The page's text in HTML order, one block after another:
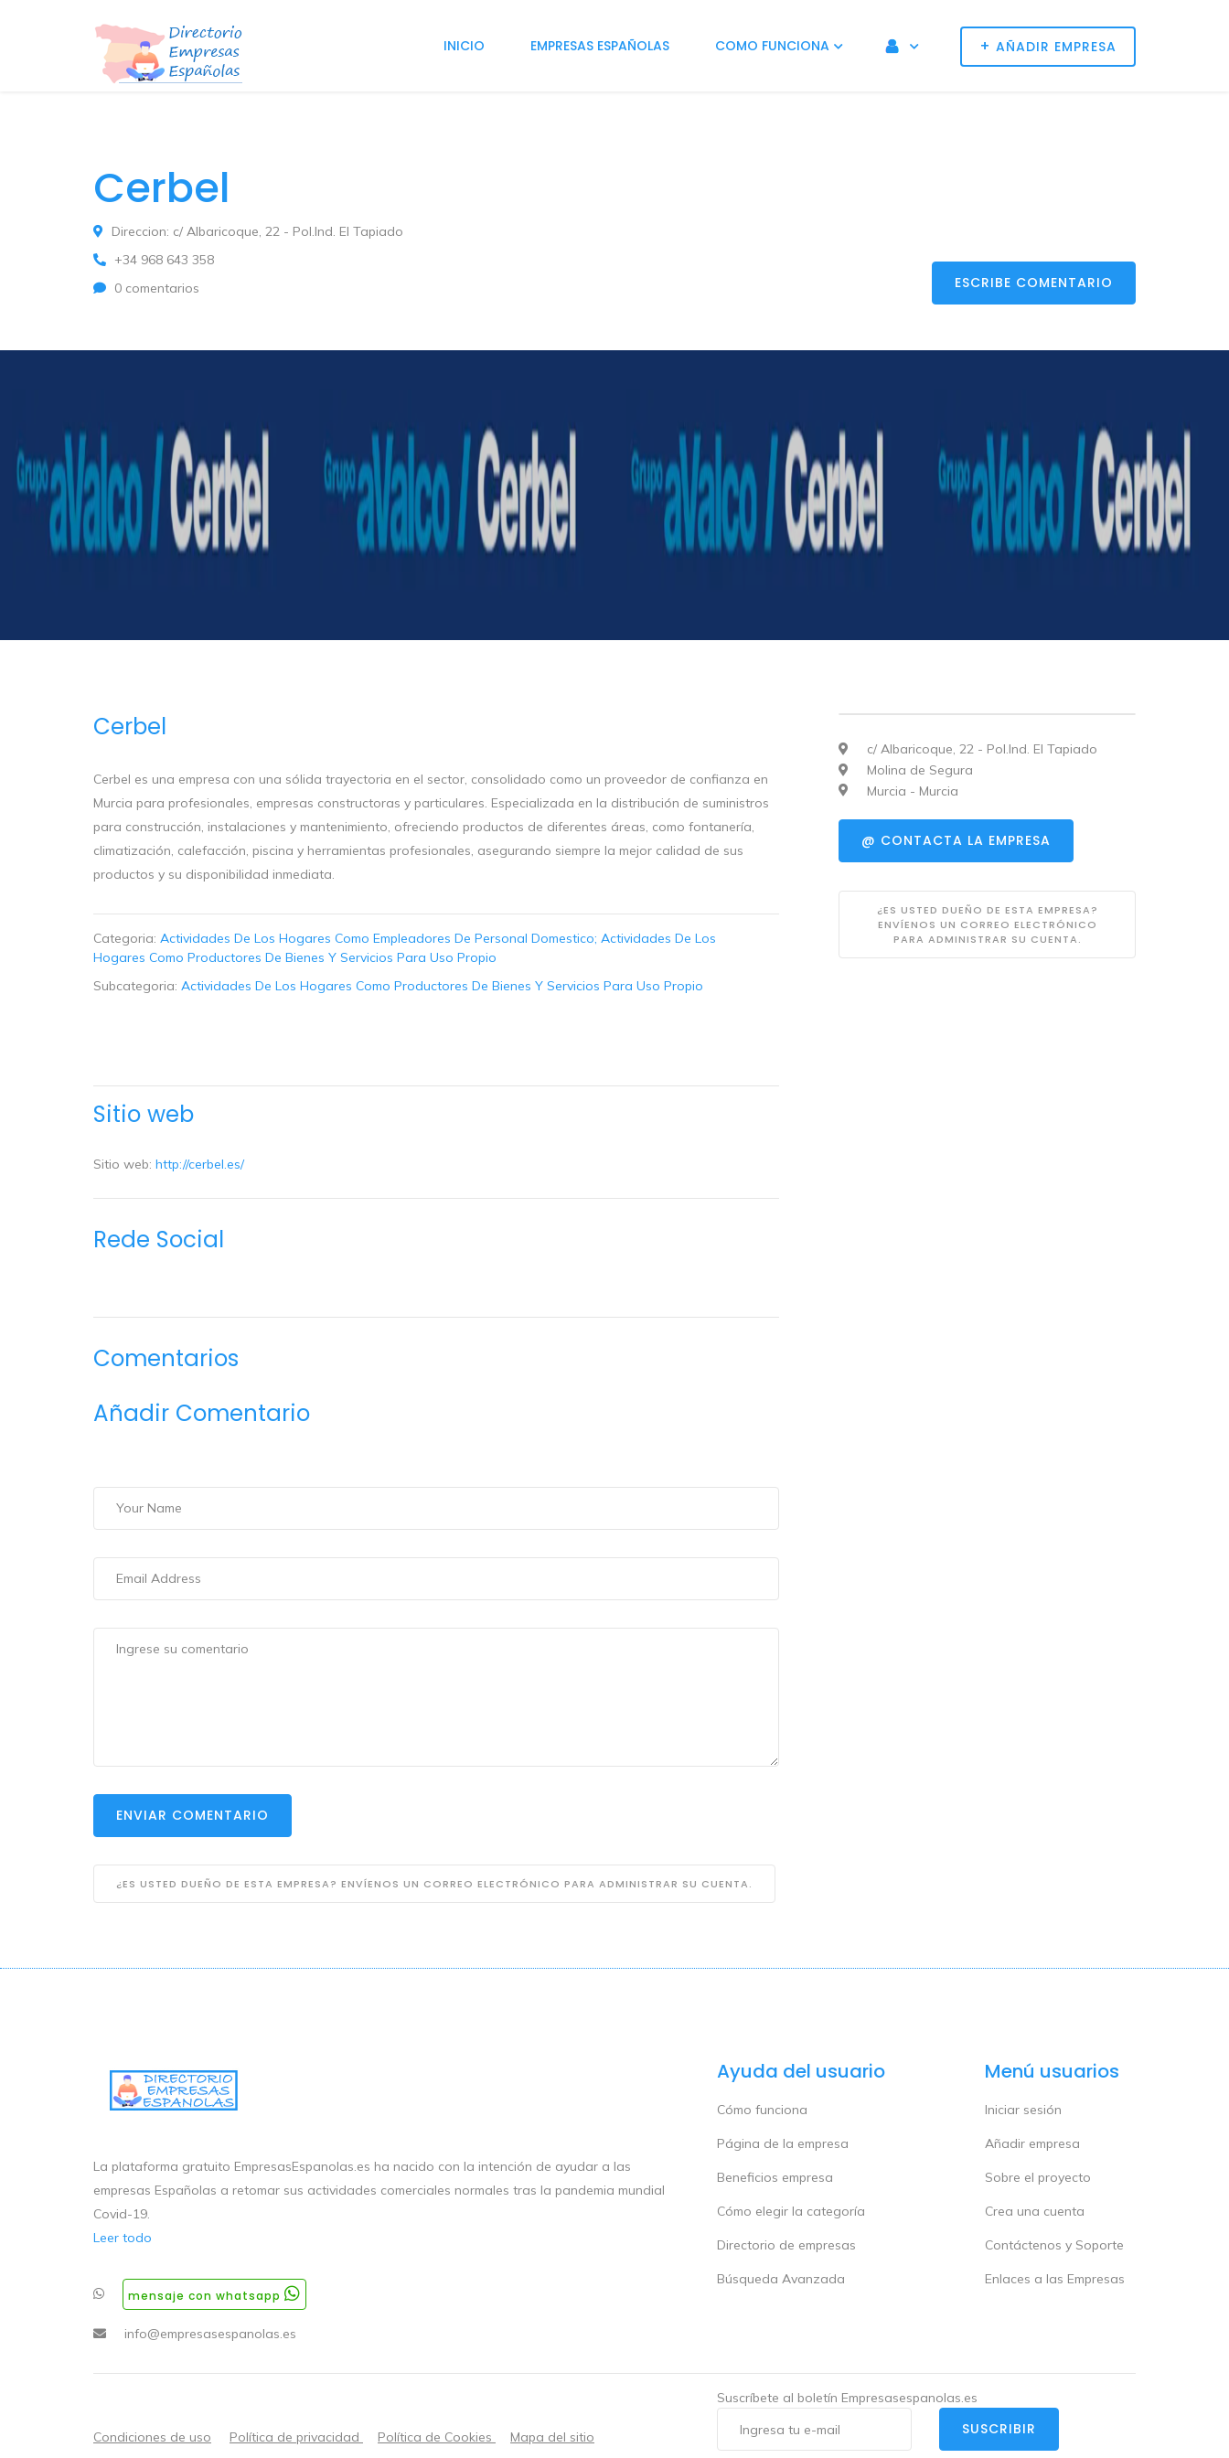
+ AÑADIR EMPRESA
INICIO EMPRESAS ESPAÑOLAS COMO FUNCIONA
Cerbel
Direccion: c/ Albaricoque, 22 - Pol.Ind. El Tapiado
+34 968 643 358
0 comentarios
ESCRIBE COMENTARIO
Cerbel
Cerbel es una empresa con una sólida trayectoria en el sector, consolidado como un proveedor de confianza en
Murcia para profesionales, empresas constructoras y particulares. Especializada en la distribución de suministros
para construcción, instalaciones y mantenimiento, ofreciendo productos de diferentes áreas, como fontanería,
climatización, calefacción, piscina y herramientas profesionales, asegurando siempre la mejor calidad de sus
productos y su disponibilidad inmediata.
Categoria: Actividades De Los Hogares Como Empleadores De Personal Domestico; Actividades De Los
Hogares Como Productores De Bienes Y Servicios Para Uso Propio
Subcategoria: Actividades De Los Hogares Como Productores De Bienes Y Servicios Para Uso Propio
Sitio web
Sitio web: http://cerbel.es/
Rede Social
Comentarios
Añadir Comentario
ENVIAR COMENTARIO
¿ES USTED DUEÑO DE ESTA EMPRESA? ENVÍENOS UN CORREO ELECTRÓNICO PARA ADMINISTRAR SU CUENTA.
c/ Albaricoque, 22 - Pol.Ind. El Tapiado
Molina de Segura
Murcia - Murcia
@ CONTACTA LA EMPRESA
¿ES USTED DUEÑO DE ESTA EMPRESA?
ENVÍENOS UN CORREO ELECTRÓNICO
PARA ADMINISTRAR SU CUENTA.
La plataforma gratuito EmpresasEspanolas.es ha nacido con la intención de ayudar a las
empresas Españolas a retomar sus actividades comerciales normales tras la pandemia mundial
Covid-19.
Leer todo
mensaje con whatsapp
info@empresasespanolas.es
Ayuda del usuario
Cómo funciona
Página de la empresa
Beneficios empresa
Cómo elegir la categoría
Directorio de empresas
Búsqueda Avanzada
Menú usuarios
Iniciar sesión
Añadir empresa
Sobre el proyecto
Crea una cuenta
Contáctenos y Soporte
Enlaces a las Empresas
Suscríbete al boletín Empresasespanolas.es
Condiciones de uso Política de privacidad Política de Cookies Mapa del sitio SUSCRIBIR